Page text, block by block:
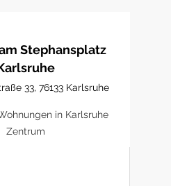
Stephansplatz
33, 76133 Karlsruhe
in Karlsruhe
Zentrum